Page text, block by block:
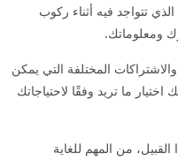
تتواجد فيه أثناء ركوب
ومعلوماتك.
المختلفة التي يمكن
ما تريد وفقًا لاحتياجاتك
من المهم للغاية